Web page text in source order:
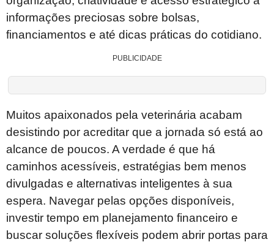
informações preciosas sobre bolsas,
financiamentos e até dicas práticas do cotidiano.
PUBLICIDADE
Muitos apaixonados pela veterinária acabam
desistindo por acreditar que a jornada só está ao
alcance de poucos. A verdade é que há
caminhos acessíveis, estratégias bem menos
divulgadas e alternativas inteligentes à sua
espera. Navegar pelas opções disponíveis,
investir tempo em planejamento financeiro e
buscar soluções flexíveis podem abrir portas para